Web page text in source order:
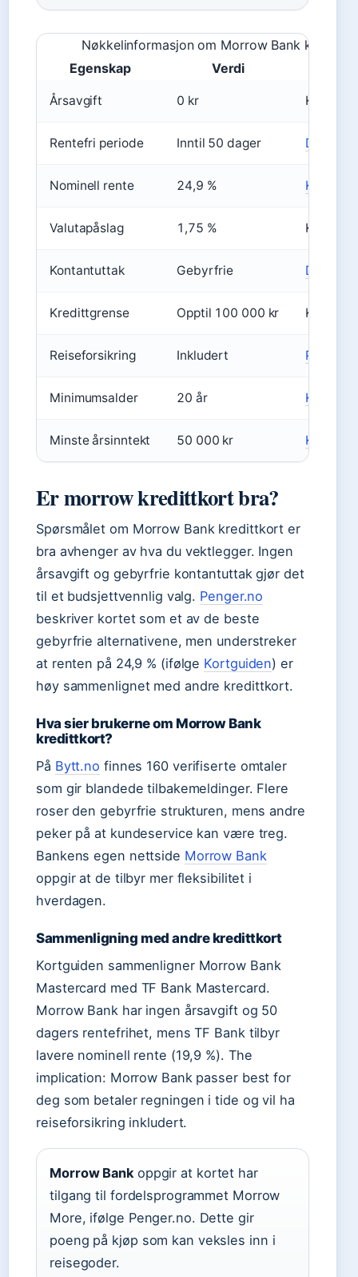
Nøkkelinformasjon om Morrow Bank
Egenskap
Verdi
Årsavgift 0 kr Kortio
Rentefri periode Inntil 50 dager Dinero
Nominell rente 24,9 %
Valutapåslag 1,75 % Kortio
Kontantuttak Gebyrfrie Dinero
Kredittgrense Opptil 100 000 kr Kortio
Reiseforsikring Inkludert
Minimumsalder 20 år
Minste årsinntekt 50 000 kr
Er morrow kredittkort bra?
Spørsmålet om Morrow Bank kredittkort er
bra avhenger av hva du vektlegger. Ingen
årsavgift og gebyrfrie kontantuttak gjør det
til et budsjettvennlig valg. Penger.no
beskriver kortet som et av de beste
gebyrfrie alternativene, men understreker
at renten på 24,9 % (ifølge Kortguiden) er
høy sammenlignet med andre kredittkort.
Hva sier brukerne om Morrow Bank
kredittkort?
På Bytt.no finnes 160 verifiserte omtaler
som gir blandede tilbakemeldinger. Flere
roser den gebyrfrie strukturen, mens andre
peker på at kundeservice kan være treg.
Bankens egen nettside Morrow Bank
oppgir at de tilbyr mer fleksibilitet i
hverdagen.
Sammenligning med andre kredittkort
Kortguiden sammenligner Morrow Bank
Mastercard med TF Bank Mastercard.
Morrow Bank har ingen årsavgift og 50
dagers rentefrihet, mens TF Bank tilbyr
lavere nominell rente (19,9 %). The
implication: Morrow Bank passer best for
deg som betaler regningen i tide og vil ha
reiseforsikring inkludert.
Morrow Bankoppgir at kortet har
tilgang til fordelsprogrammet Morrow
More, ifølge Penger.no. Dette gir
poeng på kjøp som kan veksles inn i
reisegoder.